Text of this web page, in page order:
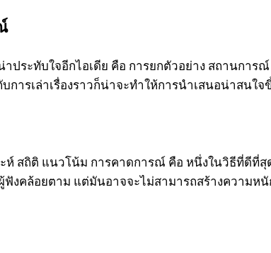
ประทับใจอีกไอเดีย คือ การยกตัวอย่าง สถานก
ารเล่าเรื่องราวก็น่าจะทำให้การนำเสนอน่าสนใจ
ะห์ สถิติ แนวโน้ม การคาดการณ์ คือ หนึ่งในวิธีที่ดี
งคล้อยตาม แต่มันอาจจะไม่สามารถสร้างความห